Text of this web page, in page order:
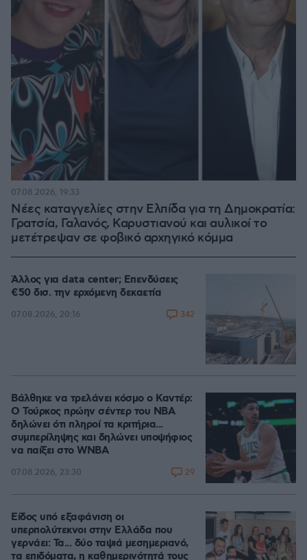
Νέες καταγγελίες στην Ελπίδα για τη Δημοκρατία:
Γρατσία, Γαλανός, Καρυστιανού και αυλικοί το
μετέτρεψαν σε φοβικό αρχηγικό κόμμα
07.08.2026, 19:33
Άλλος για data center; Επενδύσεις
€50 δισ. την ερχόμενη δεκαετία
07.08.2026, 20:16 342
Βάλθηκε να τρελάνει κόσμο ο Καντέρ:
Ο Τούρκος πρώην σέντερ του NBA
δηλώνει ότι πληροί τα κριτήρια...
συμπερίληψης και δηλώνει υποψήφιος
να παίξει στο WNBA
07.08.2026, 23:30 29
Είδος υπό εξαφάνιση οι
υπερπολύτεκνοι στην Ελλάδα που
γερνάει: Τα... δύο ταψιά μεσημεριανό,
τα επιδόματα, η καθημερινότητά τους